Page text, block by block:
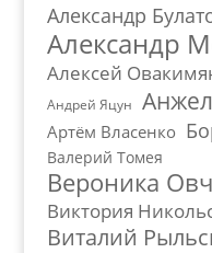
Александр
Александр
Алексей
Андрей Яцун
Артём Власенко
Валерий Томея
Вероника
Виктория
Виталий